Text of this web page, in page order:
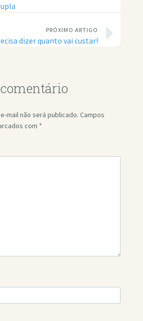
PRÓXIMO ARTIGO
dizer quanto vai custar!
mail não será publicado. Campos
com *